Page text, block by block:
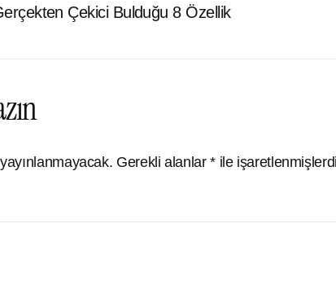
Çekici Bulduğu 8 Özellik
Gerekli alanlar*ile